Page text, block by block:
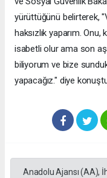
yürüttüğünü belirterek,
haksızlık yaparım.
isabetli olur ama son
biliyorum ve bize
yapacağız." diye
Anadolu Ajansı (AA),